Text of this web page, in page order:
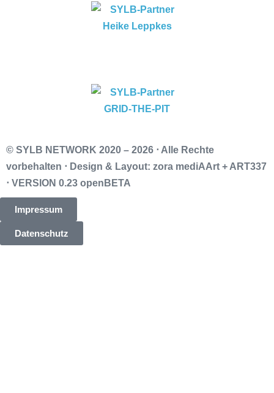
© SYLB NETWORK 2020 – 2026 ⋅ Alle Rechte
vorbehalten ⋅ Design & Layout: zora mediAArt + ART337
⋅ VERSION 0.23 openBETA
Impressum
Datenschutz